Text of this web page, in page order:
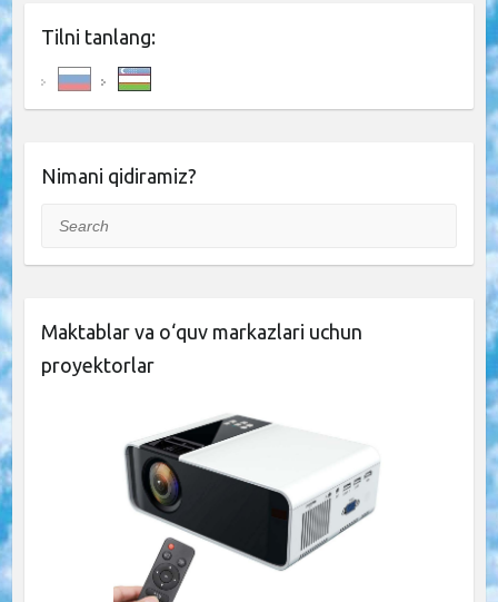
Tilni tanlang:
Nimani qidiramiz?
Search
Maktablar va o‘quv markazlari uchun
proyektorlar